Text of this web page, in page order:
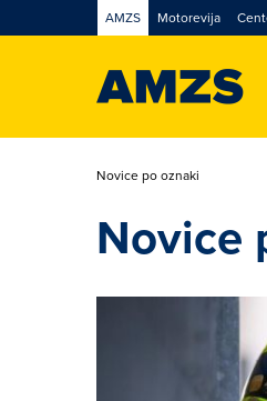
AMZS Motorevija
Novice po oznaki
Novice